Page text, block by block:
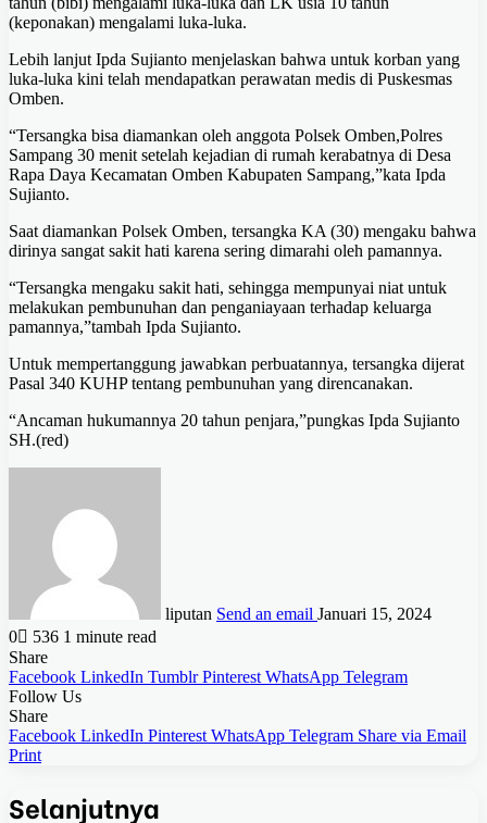
(keponakan) mengalami luka-luka.
Lebih lanjut Ipda Sujianto menjelaskan bahwa untuk korban yang
luka-luka kini telah mendapatkan perawatan medis di Puskesmas
Omben.
“Tersangka bisa diamankan oleh anggota Polsek Omben,Polres
Sampang 30 menit setelah kejadian di rumah kerabatnya di Desa
Rapa Daya Kecamatan Omben Kabupaten Sampang,”kata Ipda
Sujianto.
Saat diamankan Polsek Omben, tersangka KA (30) mengaku bahwa
dirinya sangat sakit hati karena sering dimarahi oleh pamannya.
“Tersangka mengaku sakit hati, sehingga mempunyai niat untuk
melakukan pembunuhan dan penganiayaan terhadap keluarga
pamannya,”tambah Ipda Sujianto.
Untuk mempertanggung jawabkan perbuatannya, tersangka dijerat
Pasal 340 KUHP tentang pembunuhan yang direncanakan.
“Ancaman hukumannya 20 tahun penjara,”pungkas Ipda Sujianto
SH.(red)
liputan Send an email Januari 15, 2024
0
536 1 minute read
Share
Facebook LinkedIn Tumblr Pinterest WhatsApp Telegram
Follow Us
Share
Facebook LinkedIn Pinterest WhatsApp Telegram Share via Email
Print
Selanjutnya